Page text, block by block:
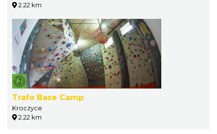
2.22 km
Trafo Base Camp
Kroczyce
2.22 km